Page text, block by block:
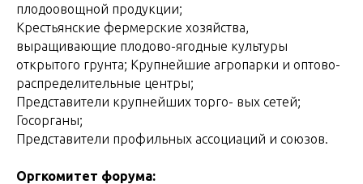
плодоовощной продукции;
Крестьянские фермерские хозяйства,
выращивающие плодово-ягодные культуры
открытого грунта; Крупнейшие агропарки и оптово-
распределительные центры;
Представители крупнейших торго- вых сетей;
Госорганы;
Представители профильных ассоциаций и союзов.
Оргкомитет форума: